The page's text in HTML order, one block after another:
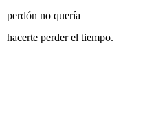
perdón no quería
hacerte perder el tiempo.